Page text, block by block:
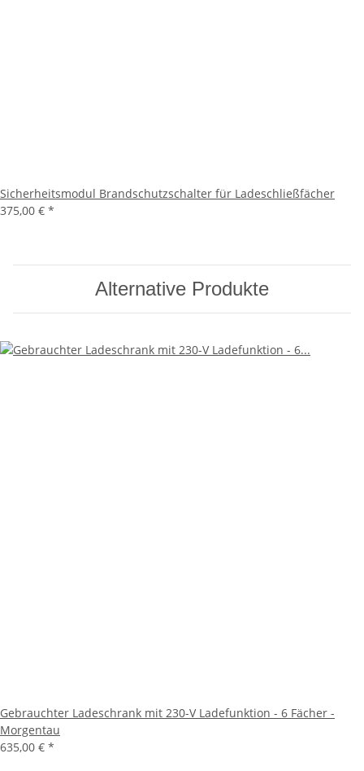
Sicherheitsmodul Brandschutzschalter für Ladeschließfächer
375,00 € *
Alternative Produkte
Gebrauchter Ladeschrank mit 230-V Ladefunktion - 6 Fächer -
Morgentau
635,00 € *